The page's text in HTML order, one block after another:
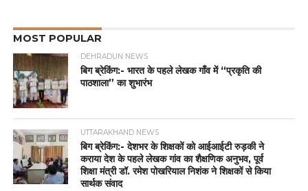
MOST POPULAR
DEHRADUN NEWS
बिग ब्रेकिंग:- भारत के पहले लेखक गाँव में “प्रकृति की
पाठशाला” का शुभारंभ
UTTARAKHAND NEWS
बिग ब्रेकिंग:- देशभर के शिक्षकों को आईआईटी रुड़की ने
कराया देश के पहले लेखक गांव का शैक्षणिक अनुभव, पूर्व
शिक्षा मंत्री डॉ. रमेश पोखरियाल निशंक ने शिक्षकों से किया
सार्थक संवाद